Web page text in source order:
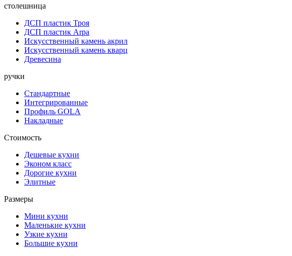
столешница
ДСП пластик Троя
ДСП пластик Arpa
Искусственный камень акрил
Искусственный камень кварц
Древесина
ручки
Стандартные
Интегрированные
Профиль GOLA
Накладные
Стоимость
Дешевые кухни
Эконом класс
Дорогие кухни
Элитные
Размеры
Мини кухни
Маленькие кухни
Узкие кухни
Большие кухни